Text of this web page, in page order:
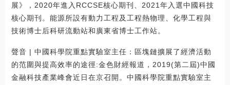
展》，2020年進入RCCSE核心期刊、2021年入選中國科技
核心期刊。能源所設有動力工程及工程熱物理、化學工程與
技術博士后科研流動站和廣東省博士工作站。
聲音 | 中國科學院重點實驗室主任：區塊鏈擴展了經濟活動
的范圍與提高效率的途徑:金色財經報道，2019(第二屆)中國
金融科技產業峰會近日在京召開。中國科學院重點實驗室主